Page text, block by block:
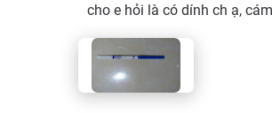
cho e hỏi là có dính ch ạ,